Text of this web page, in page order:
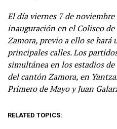
El día viernes 7 de noviembre
inauguración en el Coliseo
Zamora, previo a ello se hará
principales calles. Los
simultánea en los estadios
del cantón Zamora, en
Primero de Mayo y Juan
RELATED TOPICS: